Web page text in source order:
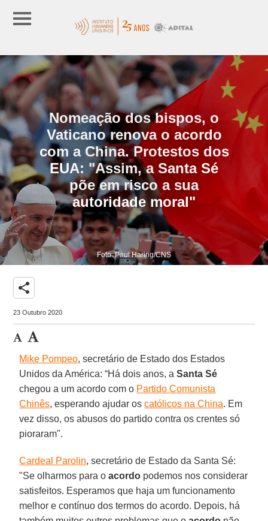
Nomeação dos bispos, o
Vaticano renova o acordo
com a China. Protestos dos
EUA: "Assim, a Santa Sé
põe em risco a sua
autoridade moral"
Foto: Paul Haring/CNS
share
23 Outubro 2020
Mike Pompeo, secretário de Estado dos Estados
Unidos da América: “Há dois anos, aSanta Sé
chegou a um acordo com o Partido Comunista
Chinês, esperando ajudar oscatólicos na China. Em
vez disso, os abusos do partido contra os crentes só
pioraram".
Cardeal Parolin, secretário de Estado da Santa Sé:
"Se olharmos para oacordo podemos nos considerar
satisfeitos. Esperamos que haja um funcionamento
melhor e contínuo dos termos do acordo. Depois, há